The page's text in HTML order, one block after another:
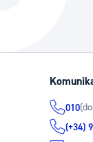
010
(+34)